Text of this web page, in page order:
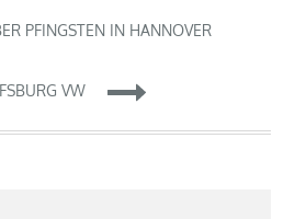
PFINGSTEN IN HANNOVER
VW